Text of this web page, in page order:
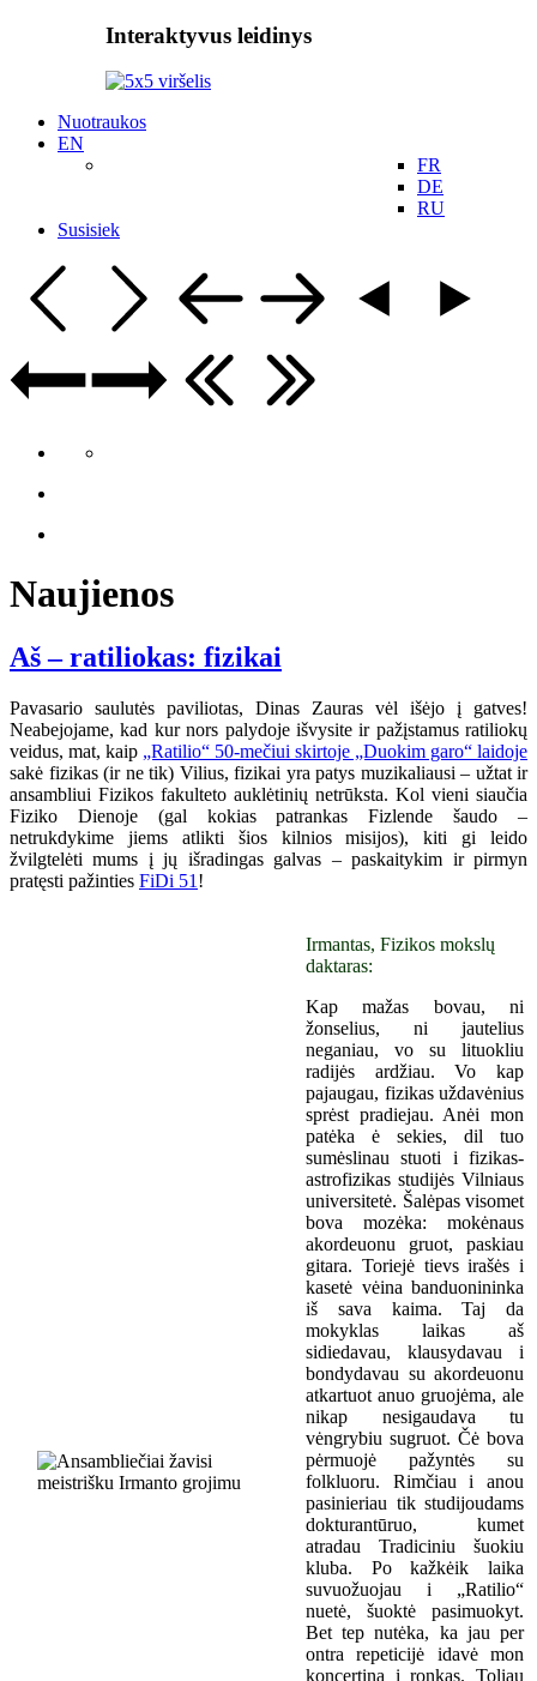
Interaktyvus leidinys
Nuotraukos
EN
FR
DE
RU
Susisiek
Naujienos
Aš – ratiliokas: fizikai
Pavasario saulutės paviliotas, Dinas Zauras vėl išėjo į gatves!
Neabejojame, kad kur nors palydoje išvysite ir pažįstamus ratiliokų
veidus, mat, kaip „Ratilio“ 50-mečiui skirtoje „Duokim garo“ laidoje
sakė fizikas (ir ne tik) Vilius, fizikai yra patys muzikaliausi – užtat ir
ansambliui Fizikos fakulteto auklėtinių netrūksta. Kol vieni siaučia
Fiziko Dienoje (gal kokias patrankas Fizlende šaudo –
netrukdykime jiems atlikti šios kilnios misijos), kiti gi leido
žvilgtelėti mums į jų išradingas galvas – paskaitykim ir pirmyn
pratęsti pažinties FiDi 51 !
Irmantas, Fizikos mokslų
daktaras:
Kap mažas bovau, ni
žonselius, ni jautelius
neganiau, vo su lituokliu
radijės ardžiau. Vo kap
pajaugau, fizikas uždavėnius
sprėst pradiejau. Anėi mon
patėka ė sekies, dil tuo
sumėslinau stuoti i fizikas-
astrofizikas studijės Vilniaus
universitetė. Šalėpas visomet
bova mozėka: mokėnaus
akordeuonu gruot, paskiau
gitara. Toriejė tievs irašės i
kasetė vėina banduonininka
iš sava kaima. Taj da
mokyklas laikas aš
sidiedavau, klausydavau i
bondydavau su akordeuonu
atkartuot anuo gruojėma, ale
nikap nesigaudava tu
vėngrybiu sugruot. Čė bova
pėrmuojė pažyntės su
folkluoru. Rimčiau i anou
pasinieriau tik studijoudams
dokturantūruo, kumet
atradau Tradiciniu šuokiu
kluba. Po kažkėik laika
suvuožuojau i „Ratilio“
nuetė, šuoktė pasimuokyt.
Bet tep nutėka, ka jau per
ontra repeticijė idavė mon
koncertina i ronkas. Toliau